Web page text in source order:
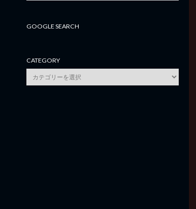
GOOGLE SEARCH
CATEGORY
category